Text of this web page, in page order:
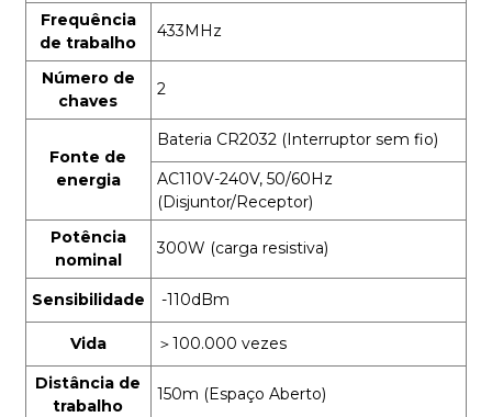
Frequência
de trabalho
433MHz
Número de
chaves
2
Fonte de
energia
Bateria CR2032 (Interruptor sem fio)
AC110V-240V, 50/60Hz
(Disjuntor/Receptor)
Potência
nominal
300W (carga resistiva)
Sensibilidade -110dBm
Vida ＞100.000 vezes
Distância de
trabalho
150m (Espaço Aberto)